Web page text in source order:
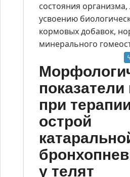
состояния
усвоению
кормовых добавок,
минерального
показатели
при
острой
у телят